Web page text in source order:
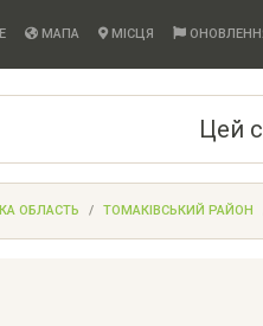
МАПА МІСЦЯ
Цей
ОБЛАСТЬ ТОМАКІВСЬКИЙ РАЙОН